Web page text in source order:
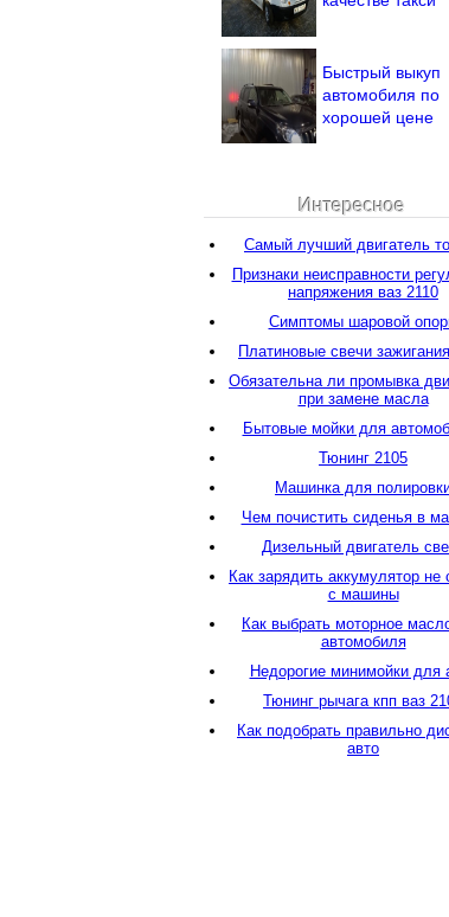
Быстрый выкуп
автомобиля по
хорошей цене
Интересное
Самый лучший двигатель
Признаки неисправности
напряжения ваз 2110
Симптомы шаровой
Платиновые свечи
Обязательна ли промывка
при замене масла
Бытовые мойки для
Тюнинг 2105
Машинка для
Чем почистить сиденья в
Дизельный двигатель
Как зарядить аккумулятор не
с машины
Как выбрать моторное
автомобиля
Недорогие минимойки для
Тюнинг рычага кпп ваз
Как подобрать правильно
авто